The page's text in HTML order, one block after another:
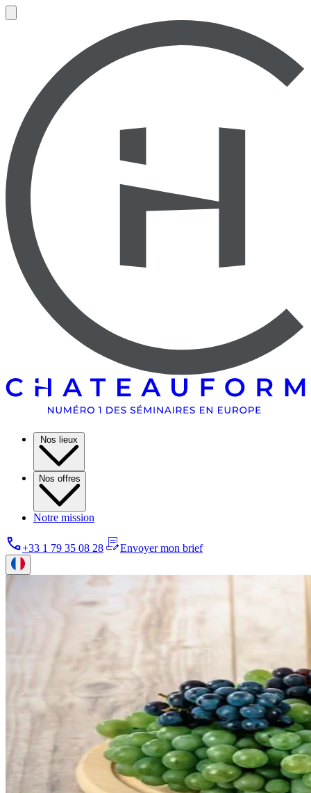
Nos lieux
Nos offres
Notre mission
+33 1 79 35 08 28 Envoyer mon brief